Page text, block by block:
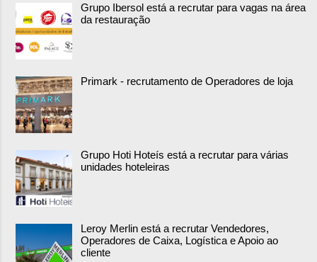
Grupo Ibersol está a recrutar para vagas na área
da restauração
Primark - recrutamento de Operadores de loja
Grupo Hoti Hoteís está a recrutar para várias
unidades hoteleiras
Leroy Merlin está a recrutar Vendedores,
Operadores de Caixa, Logística e Apoio ao
cliente